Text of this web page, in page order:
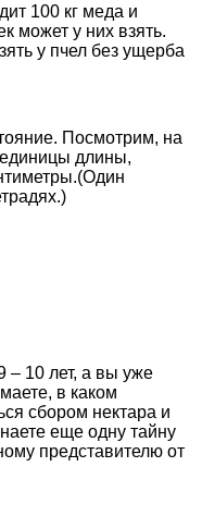
100 кг меда и
может у них взять.
у пчел без ущерба
Посмотрим, на
единицы длины,
– 10 лет, а вы уже
в каком
сбором нектара и
еще одну тайну
представителю от